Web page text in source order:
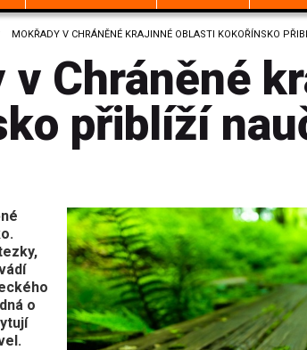
CURRENT:
MOKŘADY V CHRÁNĚNÉ KRAJINNÉ OBLASTI KOKOŘÍNSKO
v Chráněné
přiblíží
o